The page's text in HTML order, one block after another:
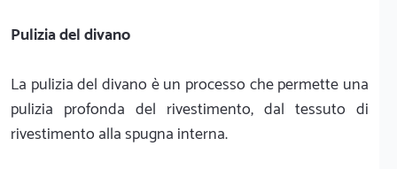
Pulizia del divano
La pulizia del divano è un processo che permette una
pulizia profonda del rivestimento, dal tessuto di
rivestimento alla spugna interna.